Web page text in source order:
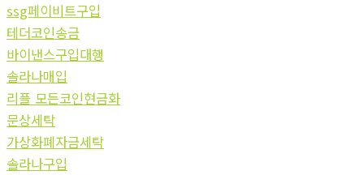
ssg페이비트구입
테더코인송금
바이낸스구입대행
솔라나매입
리플 모든코인현금화
문상세탁
가상화폐자금세탁
솔라나구입